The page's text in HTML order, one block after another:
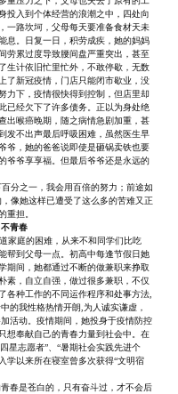
投入到个体经营的浪潮之中，四处向
一路坎坷，父母每天要准备食材天未
息。日复一日，积劳成疾，她的妈妈
劳累过度导致腰间盘严重突出，甚至
生计依旧忙里忙外，不敢停歇，无数
了新冠疫情，门店只能闭市歇业，没
力下，疫情很快得到控制，但店里却
已经欠下了许多债务。正以为身处绝
出喉癌晚期，随之病情急剧加重，甚
发不出声最后呼吸困难，虽然医生早
爷，她的爸爸说即使是砸锅卖铁也要
爷爷享享福。但最后爷爷还是永远的
分之一，我会用百倍的努力；前途如
像她这样已遭受了这么多的苦难又正
重担。
青春
家庭的困难，从来不和同学们比吃
帮到父母一点。初高中每逢节假日她
期间，她都通过不断的做兼职来挣取
素，自立自强，做过很多兼职，不仅
各种工作的不同运作程序和处事方法,
的我性格热情开朗,为人诚实谦虚，
活动。疫情期间，她投身于疫情防控
想奉献自己的青春力量到社会中。在
星志愿者”、“暑期社会实践先进个
学以来所在寝室曾多次获得“文明宿
春是苍白的，只有奋斗过，才不会后